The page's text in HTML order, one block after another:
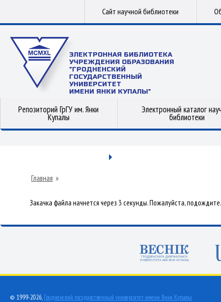
Сайт научной библиотеки
ЭЛЕКТРОННАЯ БИБЛИОТЕКА
УЧРЕЖДЕНИЯ ОБРАЗОВАНИЯ
"ГРОДНЕНСКИЙ
ГОСУДАРСТВЕННЫЙ
УНИВЕРСИТЕТ
ИМЕНИ ЯНКИ КУПАЛЫ"
Репозиторий ГрГУ им. Янки
Купалы
Электронный каталог
библиотеки
Главная »
Закачка файла начнется через 3 секунды. Пожалуйста, подождите.
© 1999-2026, Гродненский государственный университет имени Янки Купалы